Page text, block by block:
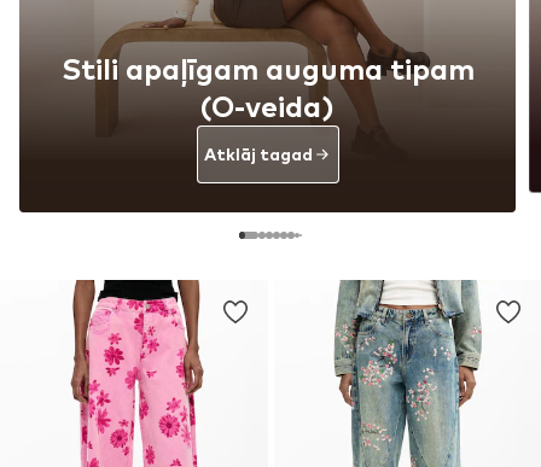
Stili apaļīgam auguma tipam
(O-veida)
Atklāj tagad